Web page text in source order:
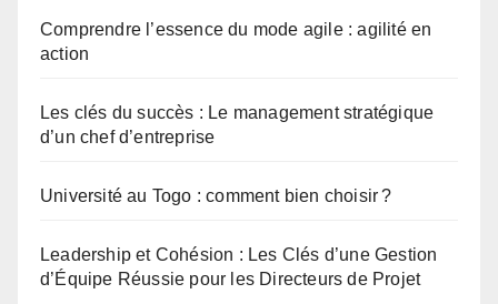
Comprendre l’essence du mode agile : agilité en
action
Les clés du succès : Le management stratégique
d’un chef d’entreprise
Université au Togo : comment bien choisir ?
Leadership et Cohésion : Les Clés d’une Gestion
d’Équipe Réussie pour les Directeurs de Projet